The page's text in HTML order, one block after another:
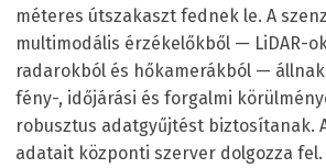
méteres útszakaszt fednek le. A
multimodális érzékelőkből — LiDAR-
radarokból és hőkamerákból —
fény-, időjárási és forgalmi
robusztus adatgyűjtést biztosítanak.
adatait központi szerver dolgozza fel.